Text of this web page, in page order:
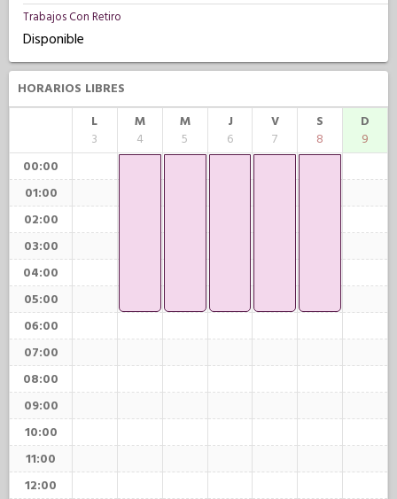
Trabajos Con Retiro
Disponible
HORARIOS LIBRES
L
3
M
4
M
5
J
6
V
7
S
8
D
9
00:00
01:00
02:00
03:00
04:00
05:00
06:00
07:00
08:00
09:00
10:00
11:00
12:00